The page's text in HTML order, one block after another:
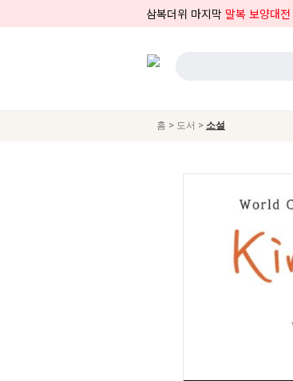
삼복더위 마지막 말복 보양대전
홈 > 도서 > 소설